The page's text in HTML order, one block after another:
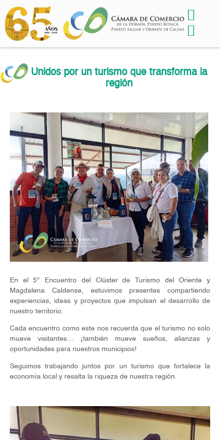
Unidos por un turismo que transforma la
región
En el 5° Encuentro del Clúster de Turismo del Oriente y
Magdalena Caldense, estuvimos presentes compartiendo
experiencias, ideas y proyectos que impulsan el desarrollo de
nuestro territorio.
Cada encuentro como este nos recuerda que el turismo no solo
mueve visitantes… ¡también mueve sueños, alianzas y
oportunidades para nuestros municipios!
Seguimos trabajando juntos por un turismo que fortalece la
economía local y resalta la riqueza de nuestra región.